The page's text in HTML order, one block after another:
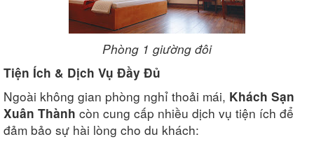
Phòng 1 giường đôi
Tiện Ích & Dịch Vụ Đầy Đủ
Ngoài không gian phòng nghỉ thoải mái, Khách Sạn
Xuân Thành còn cung cấp nhiều dịch vụ tiện ích để
đảm bảo sự hài lòng cho du khách: